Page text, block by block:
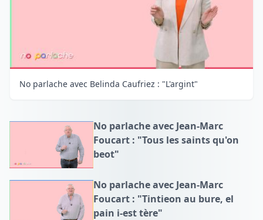
No parlache avec Belinda Caufriez : "L'argint"
No parlache avec Jean-Marc
Foucart : "Tous les saints qu'on
beot"
No parlache avec Jean-Marc
Foucart : "Tintieon au bure, el
pain i-est tère"